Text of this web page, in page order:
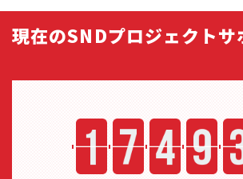
現在のSNDプロジェクトサ